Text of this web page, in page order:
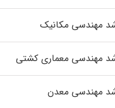
مهندسی مکانیک
مهندسی معماری کشتی
مهندسی معدن